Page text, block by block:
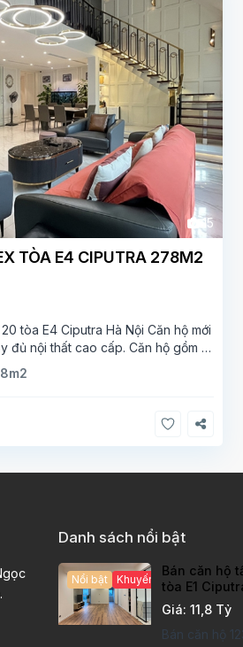
15
TÒA E4 CIPUTRA 278M2
tòa E4 Ciputra Hà Nội Căn hộ mới
đủ nội thất cao cấp. Căn hộ gồm 2
bao gồm phòng khách, phòng
ngủ,
Danh sách nổi bật
Nổi bật Khuyến mại hấp dẫn
Bán căn hộ
tòa E1
chất lượng
Giá: 11,8 Tỷ
Bán căn hộ